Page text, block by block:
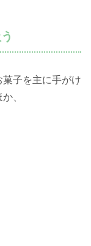
子を主に手がけ
、